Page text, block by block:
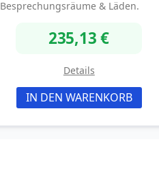
Besprechungsräume & Läden.
235,13 €
Details
IN DEN WARENKORB